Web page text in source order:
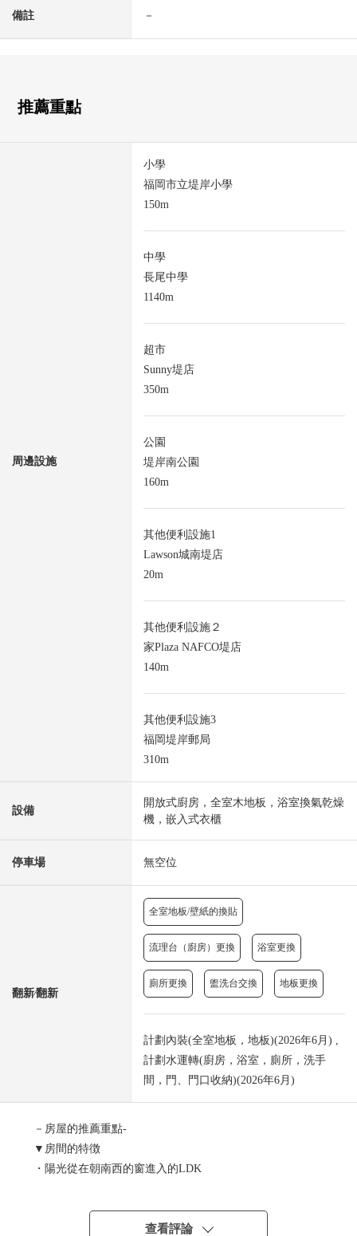
備註 －
推薦重點
周邊設施
小學
福岡市立堤岸小學
150m
中學
長尾中學
1140m
超市
Sunny堤店
350m
公園
堤岸南公園
160m
其他便利設施1
Lawson城南堤店
20m
其他便利設施２
家Plaza NAFCO堤店
140m
其他便利設施3
福岡堤岸郵局
310m
設備
開放式廚房，全室木地板，浴室換氣乾燥
機，嵌入式衣櫃
停車場 無空位
翻新⁄翻新
全室地板/壁紙的換貼
流理台（廚房）更換 浴室更換
廁所更換 盥洗台交換 地板更換
計劃內裝(全室地板，地板)(2026年6月) ,
計劃水運轉(廚房，浴室，廁所，洗手
間，門、門口收納)(2026年6月)
－房屋的推薦重點-
▼房間的特徴
・陽光從在朝南西的窗進入的LDK
・用全室木地板式樣安靜的氣氛的裝修
・在約5張塌塌米西式房間，根據生活方式可以使用的可動
查看評論